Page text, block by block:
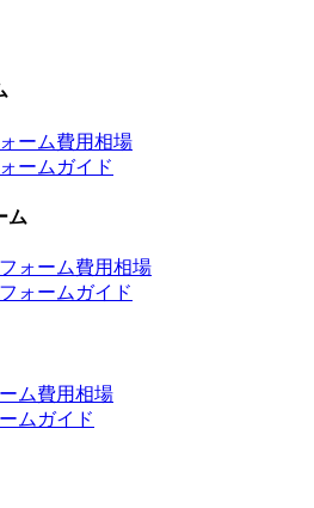
ーム費用相場
ームガイド
ム
ォーム費用相場
ォームガイド
ム費用相場
ムガイド